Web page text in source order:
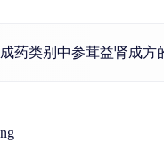
药类别中参茸益肾成